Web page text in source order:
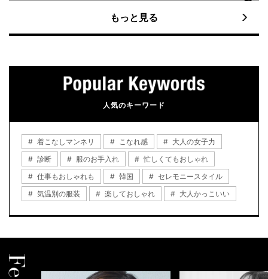
もっと見る
人気のキーワード
着こなしマンネリ こなれ感
大人の女子力
診断
服のお手入れ
忙しくてもおしゃれ
仕事もおしゃれも
韓国
セレモニースタイル
気温別の服装
楽しておしゃれ 大人かっこいい